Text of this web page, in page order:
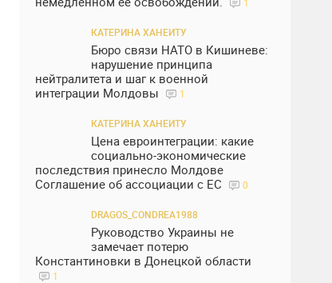
КАТЕРИНА ХАНЕИТУ
Бюро связи НАТО в Кишиневе:
нарушение принципа
нейтралитета и шаг к военной
интеграции Молдовы
1
КАТЕРИНА ХАНЕИТУ
Цена евроинтеграции: какие
социально-экономические
последствия принесло Молдове
Соглашение об ассоциации с ЕС
0
DRAGOS_CONDREA1988
Руководство Украины не
замечает потерю
Константиновки в Донецкой области
1